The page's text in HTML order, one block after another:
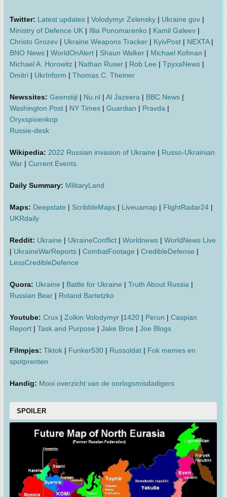
Twitter: Latest updates | Volodymyr Zelensky | Ukraine gov |
Ministry of Defence UK | Illia Ponomarenko | Kamil Galeev |
Christo Grozev | Ukraine Weapons Tracker | KyivPost | NEXTA|
BNO News | WorldOnAlert | Shaun Walker | Michael Kofman |
Michael A. Horowitz | Nathan Ruser | Rob Lee | TpyxaNews |
Dmitri | UkrInform | Thomas C. Theiner
Newssites: Geenstijl | Nu.nl | Al Jazeera | BBC News |
Washington Post | NY Times | Guardian | Pravda |
Oryxspioenkop
Russie-desk
Wikipedia: 2022 Russian invasion of Ukraine | Russo-Ukrainian
War | Current Events
Daily Summary: MilitaryLand
Maps: Deepstate | ScribbleMaps | Liveuamap | FlightRadar24 |
UKRdaily
Reddit: Ukraine | UkraineConflict | Worldnews | WorldNews Live
| UkraineWarReports | CombatFootage | CredibleDefense |
LessCredibleDefence
Quora: Ukraine | Battle for Ukraine | Truth About Russia |
Russian Bear | Roland Bartetzko
Youtube: Crux | Zolkin Volodymyr |1420 | Perun | Caspian
Report | Task and Purpose | Jake Broe | Joe Blogs
Filmpjes: Tiktok | Funker530 | Russoldat | Fok memes en
spotprenten
Handig: Mooi overzicht van de oorlogsmisdadigers
SPOILER